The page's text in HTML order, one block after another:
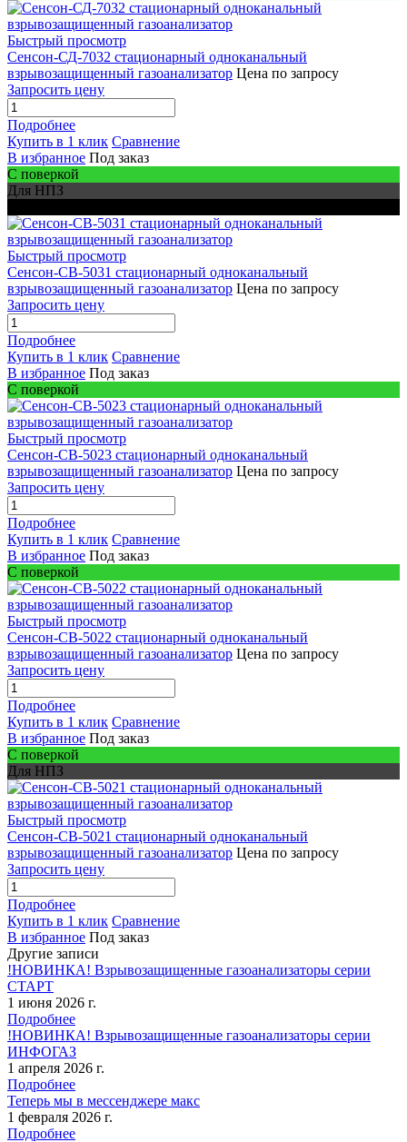
Быстрый просмотр
Сенсон-СД-7032 стационарный одноканальный
взрывозащищенный газоанализатор Цена по запросу
Запросить цену
Подробнее
Купить в 1 клик Сравнение
В избранное Под заказ
С поверкой
Для НПЗ
Быстрый просмотр
Сенсон-СВ-5031 стационарный одноканальный
взрывозащищенный газоанализатор Цена по запросу
Запросить цену
Подробнее
Купить в 1 клик Сравнение
В избранное Под заказ
С поверкой
Быстрый просмотр
Сенсон-СВ-5023 стационарный одноканальный
взрывозащищенный газоанализатор Цена по запросу
Запросить цену
Подробнее
Купить в 1 клик Сравнение
В избранное Под заказ
С поверкой
Быстрый просмотр
Сенсон-СВ-5022 стационарный одноканальный
взрывозащищенный газоанализатор Цена по запросу
Запросить цену
Подробнее
Купить в 1 клик Сравнение
В избранное Под заказ
С поверкой
Для НПЗ
Быстрый просмотр
Сенсон-СВ-5021 стационарный одноканальный
взрывозащищенный газоанализатор Цена по запросу
Запросить цену
Подробнее
Купить в 1 клик Сравнение
В избранное Под заказ
Другие записи
!НОВИНКА! Взрывозащищенные газоанализаторы серии
СТАРТ
1 июня 2026 г.
Подробнее
!НОВИНКА! Взрывозащищенные газоанализаторы серии
ИНФОГАЗ
1 апреля 2026 г.
Подробнее
Теперь мы в мессенджере макс
1 февраля 2026 г.
Подробнее